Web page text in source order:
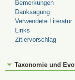
Bemerkungen
Danksagung
Verwendete Literatur
Links
Zitiervorschlag
Taxonomie und